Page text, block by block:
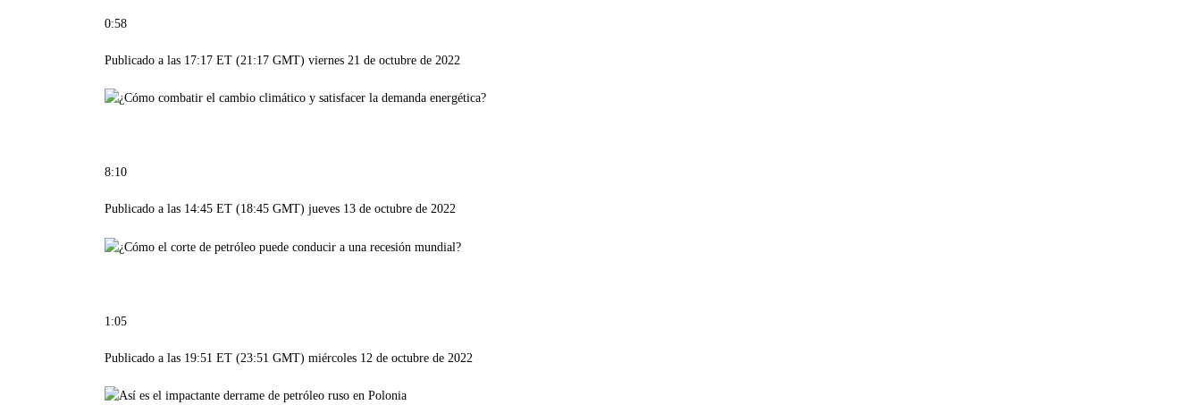
0:58
Publicado a las 17:17 ET (21:17 GMT) viernes 21 de octubre de 2022
8:10
Publicado a las 14:45 ET (18:45 GMT) jueves 13 de octubre de 2022
1:05
Publicado a las 19:51 ET (23:51 GMT) miércoles 12 de octubre de 2022